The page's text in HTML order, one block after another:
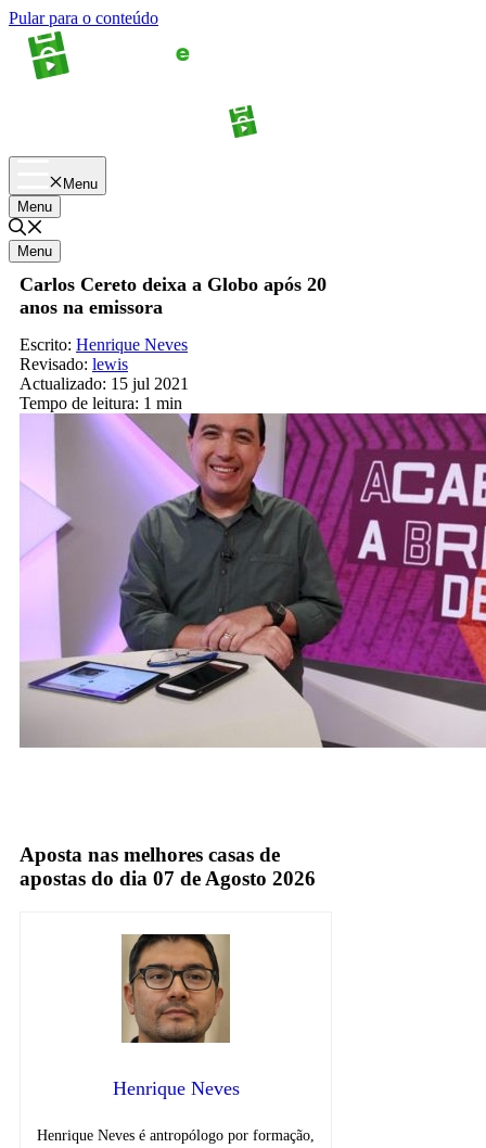
Pular para o conteúdo
Menu
Menu
Menu
Carlos Cereto deixa a Globo após 20
anos na emissora
Escrito: Henrique Neves
Revisado: lewis
Actualizado: 15 jul 2021
Tempo de leitura: 1 min
Aposta nas melhores casas de
apostas do dia 07 de Agosto 2026
Henrique Neves
Henrique Neves é antropólogo por formação,